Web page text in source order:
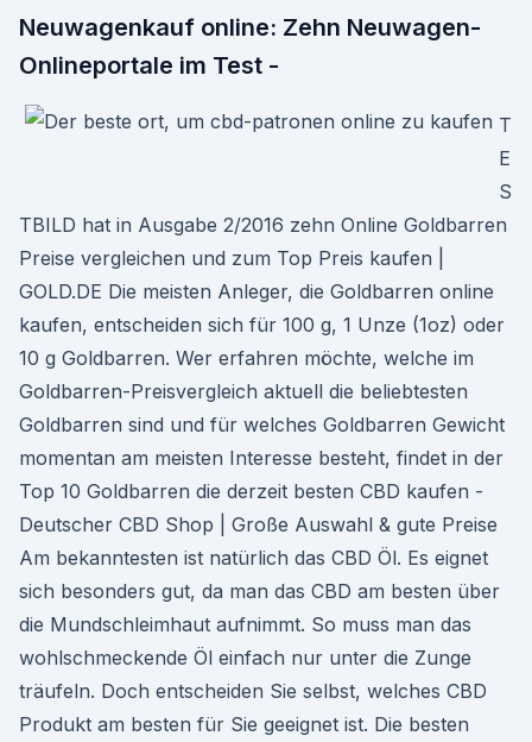
Neuwagenkauf online: Zehn Neuwagen-
Onlineportale im Test -
T
E
S
TBILD hat in Ausgabe 2/2016 zehn Online Goldbarren
Preise vergleichen und zum Top Preis kaufen |
GOLD.DE Die meisten Anleger, die Goldbarren online
kaufen, entscheiden sich für 100 g, 1 Unze (1oz) oder
10 g Goldbarren. Wer erfahren möchte, welche im
Goldbarren-Preisvergleich aktuell die beliebtesten
Goldbarren sind und für welches Goldbarren Gewicht
momentan am meisten Interesse besteht, findet in der
Top 10 Goldbarren die derzeit besten CBD kaufen -
Deutscher CBD Shop | Große Auswahl & gute Preise
Am bekanntesten ist natürlich das CBD Öl. Es eignet
sich besonders gut, da man das CBD am besten über
die Mundschleimhaut aufnimmt. So muss man das
wohlschmeckende Öl einfach nur unter die Zunge
träufeln. Doch entscheiden Sie selbst, welches CBD
Produkt am besten für Sie geeignet ist. Die besten